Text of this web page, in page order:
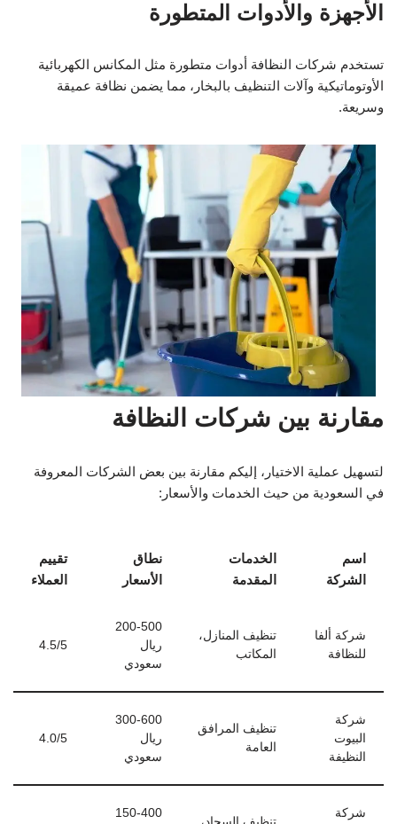
الأجهزة والأدوات المتطورة
تستخدم شركات النظافة أدوات متطورة مثل المكانس الكهربائية
الأوتوماتيكية وآلات التنظيف بالبخار، مما يضمن نظافة عميقة
وسريعة.
مقارنة بين شركات النظافة
لتسهيل عملية الاختيار، إليكم مقارنة بين بعض الشركات المعروفة
في السعودية من حيث الخدمات والأسعار:
اسم
الشركة
الخدمات
المقدمة
نطاق
الأسعار
تقييم
العملاء
شركة ألفا
للنظافة
تنظيف المنازل،
المكاتب
200-500
ريال
سعودي
4.5/5
شركة
البيوت
النظيفة
تنظيف المرافق
العامة
300-600
ريال
سعودي
4.0/5
شركة 150-400